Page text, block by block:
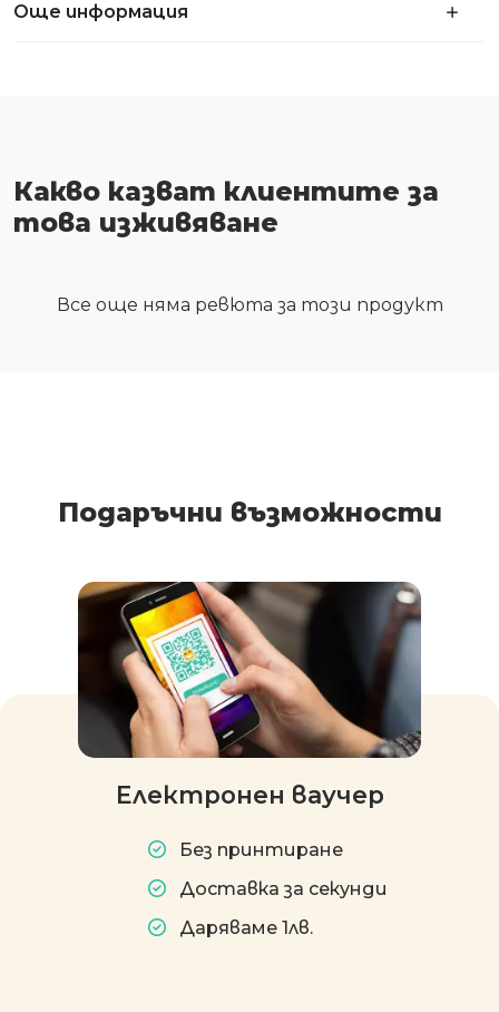
Още информация
Какво казват клиентите за
това изживяване
Все още няма ревюта за този продукт
Подаръчни възможности
Електронен ваучер
Без принтиране
Доставка за секунди
Даряваме 1лв.